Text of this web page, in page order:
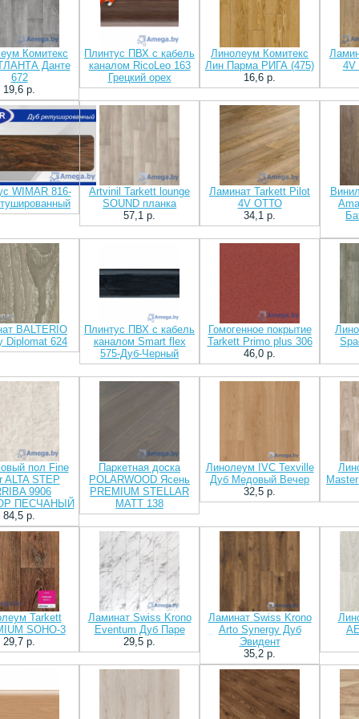
Комитекс
Данте
672
19,6 p.
Плинтус ПВХ с кабель
каналом RicoLeo 163
Грецкий орех
Линолеум Комитекс
Лин Парма РИГА (475)
16,6 p.
WIMAR 816-
Artvinil Tarkett lounge
SOUND планка
57,1 p.
Ламинат Tarkett Pilot
4V ОТТО
34,1 p.
BALTERIO
Diplomat 624
Плинтус ПВХ с кабель
каналом Smart flex
575-Дуб-Черный
Гомогенное покрытие
Tarkett Primo plus 306
46,0 p.
пол Fine
ALTA STEP
9906
ПЕСЧАНЫЙ
84,5 p.
Паркетная доска
POLARWOOD Ясень
PREMIUM STELLAR
MATT 138
Линолеум IVC Texville
Дуб Медовый Вечер
32,5 p.
Tarkett
SOHO-3
29,7 p.
Ламинат Swiss Krono
Eventum Дуб Паре
29,5 p.
Ламинат Swiss Krono
Arto Synergy Дуб
Эвидент
35,2 p.